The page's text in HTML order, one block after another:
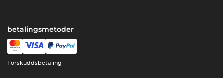
betalingsmetoder
Forskuddsbetaling